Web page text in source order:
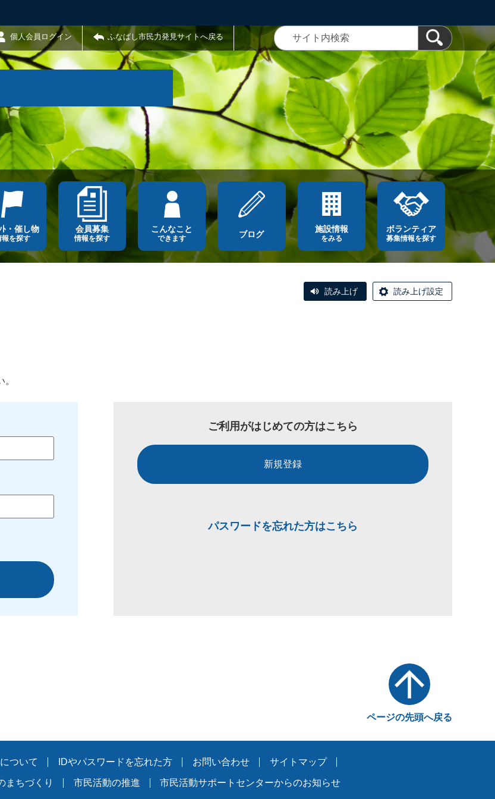
個人会員ログイン ふなばし市民力発見サイトへ戻る
ﾄ・催し物
報を探す
会員募集
情報を探す
こんなこと
できます ブログ
施設情報
をみる
ボランティア
募集情報を探す
読み上げ 読み上げ設定
ご利用がはじめての方はこちら
新規登録
パスワードを忘れた方はこちら
ページの先頭へ戻る
ついて IDやパスワードを忘れた方 お問い合わせ サイトマップ
まちづくり 市民活動の推進 市民活動サポートセンターからのお知らせ